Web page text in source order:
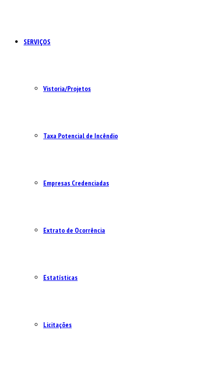
SERVIÇOS
Vistoria/Projetos
Taxa Potencial de Incêndio
Empresas Credenciadas
Extrato de Ocorrência
Estatísticas
Licitações